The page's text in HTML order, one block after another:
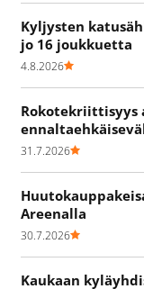
Kyljysten
jo 16 joukkuetta
4.8.2026
Rokotekriittisyys
31.7.2026
Areenalla
30.7.2026
Kaukaan